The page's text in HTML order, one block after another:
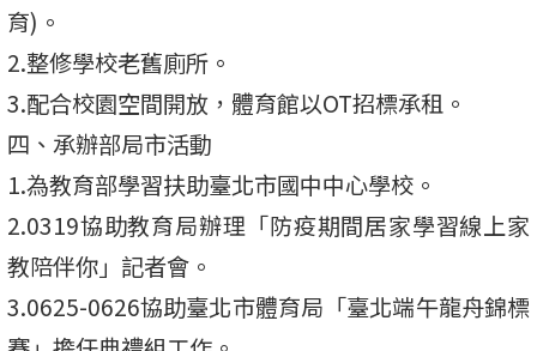
育)。
2.整修學校老舊廁所。
3.配合校園空間開放，體育館以OT招標承租。
四、承辦部局市活動
1.為教育部學習扶助臺北市國中中心學校。
2.0319協助教育局辦理「防疫期間居家學習線上家
教陪伴你」記者會。
3.0625-0626協助臺北市體育局「臺北端午龍舟錦標